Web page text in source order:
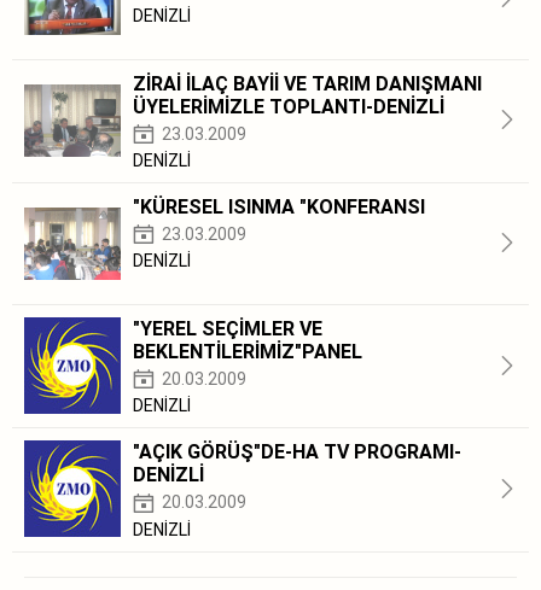
DENİZLİ
ZİRAİ İLAÇ BAYİİ VE TARIM DANIŞMANI
ÜYELERİMİZLE TOPLANTI-DENİZLİ
23.03.2009
DENİZLİ
"KÜRESEL ISINMA "KONFERANSI
23.03.2009
DENİZLİ
"YEREL SEÇİMLER VE
BEKLENTİLERİMİZ"PANEL
20.03.2009
DENİZLİ
"AÇIK GÖRÜŞ"DE-HA TV PROGRAMI-
DENİZLİ
20.03.2009
DENİZLİ